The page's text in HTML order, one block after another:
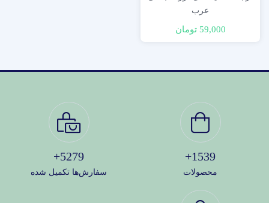
عرب
59,000 تومان
1539+
محصولات
5279+
سفارش‌ها تکمیل شده